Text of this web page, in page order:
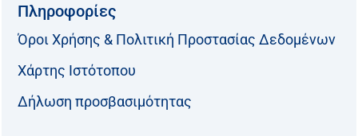
Πληροφορίες
Όροι Χρήσης & Πολιτική Προστασίας Δεδομένων
Χάρτης Ιστότοπου
Δήλωση προσβασιμότητας